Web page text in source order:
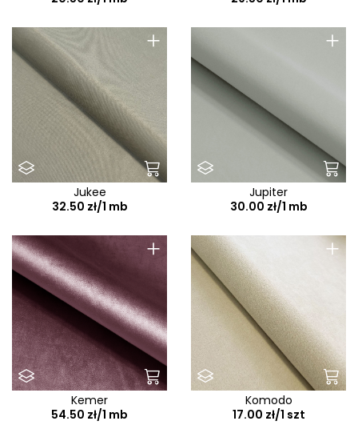
+
Jukee
32.50 zł/1 mb
+
Jupiter
30.00 zł/1 mb
+
Kemer
54.50 zł/1 mb
+
Komodo
17.00 zł/1 szt